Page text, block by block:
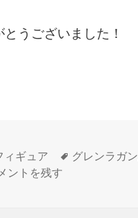
うございました！
ィギュア
タ
グレンラガン
突破グレンラガン に
ントを残す